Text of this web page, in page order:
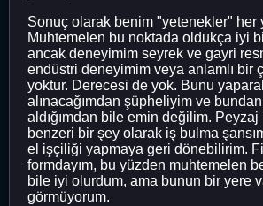
Sonuç olarak benim "yetenekler" her
Muhtemelen bu noktada oldukça iyi
ancak deneyimim seyrek ve gayri
endüstri deneyimim veya anlamlı bir
yoktur. Derecesi de yok. Bunu
alınacağımdan şüpheliyim ve
aldığımdan bile emin değilim. Peyzaj
benzeri bir şey olarak iş bulma
el işçiliği yapmaya geri dönebilirim.
formdayım, bu yüzden muhtemelen
bile iyi olurdum, ama bunun bir yere
görmüyorum.